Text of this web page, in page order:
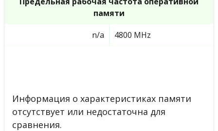
памяти
n/a 4800 MHz
Информация о характеристиках памяти
отсутствует или недостаточна для
сравнения.